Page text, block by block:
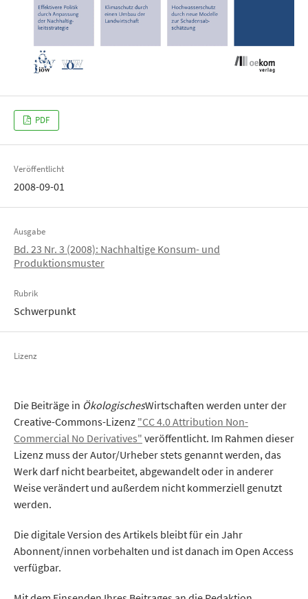
PDF
Veröffentlicht
2008-09-01
Ausgabe
Bd. 23 Nr. 3 (2008): Nachhaltige Konsum- und
Produktionsmuster
Rubrik
Schwerpunkt
Lizenz
Die Beiträge in ÖkologischesWirtschaften werden unter der
Creative-Commons-Lizenz "CC 4.0 Attribution Non-
Commercial No Derivatives" veröffentlicht. Im Rahmen dieser
Lizenz muss der Autor/Urheber stets genannt werden, das
Werk darf nicht bearbeitet, abgewandelt oder in anderer
Weise verändert und außerdem nicht kommerziell genutzt
werden.
Die digitale Version des Artikels bleibt für ein Jahr
Abonnent/innen vorbehalten und ist danach im Open Access
verfügbar.